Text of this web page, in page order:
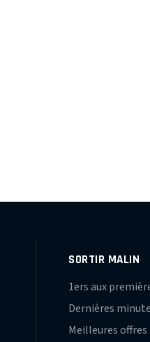
SORTIR MALIN
1ers aux
Dernières
Meilleures offres